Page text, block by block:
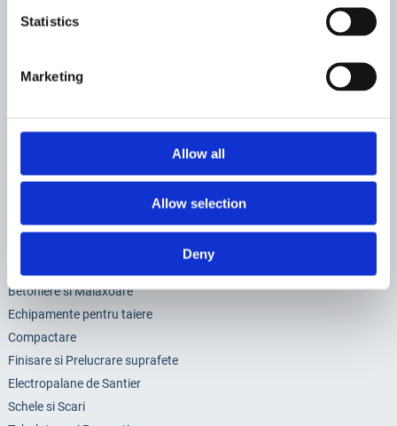
Statistics
Marketing
Allow all
Allow selection
Deny
Sunt de acord sa primesc newslettere
Betoniere si Malaxoare
Echipamente pentru taiere
Compactare
Finisare si Prelucrare suprafete
Electropalane de Santier
Schele si Scari